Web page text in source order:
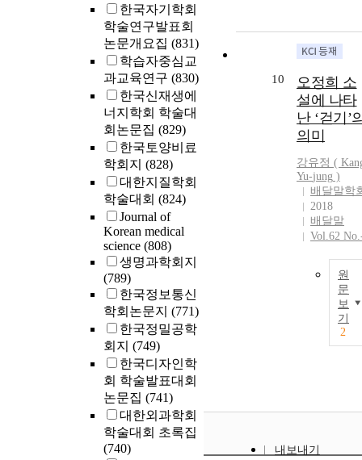
한국자기학회
학술연구발표회
논문개요집 (831)
학습자중심교
과교육연구 (830)
한국신재생에
너지학회 학술대
회논문집 (829)
한국토양비료
학회지 (828)
대한지질학회
학술대회 (824)
Journal of
Korean medical
science (808)
생명과학회지
(789)
한국정보통신
학회논문지 (771)
한국정밀공학
회지 (749)
한국디자인학
회 학술발표대회
논문집 (741)
대한외과학회
학술대회 초록집
(740)
10
오정희 소
설에 나타
난 ‘걷기’
의미
강유정 (
Yu-jung )
배달말학
2018
배달말
Vol.62
원
문
보
기
2
내보내기